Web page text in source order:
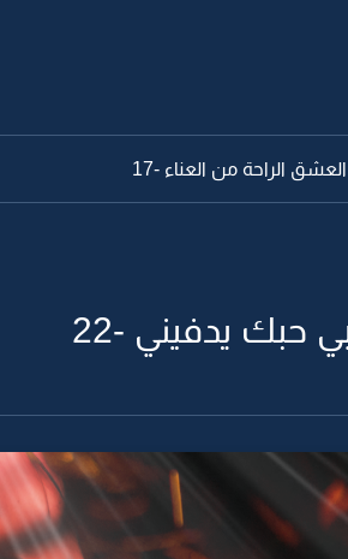
الراحة من العناء -17
حبك يدفيني -22